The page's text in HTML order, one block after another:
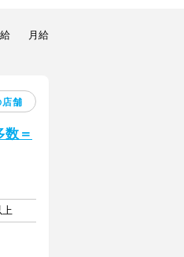
月給
店舗
数＝
上